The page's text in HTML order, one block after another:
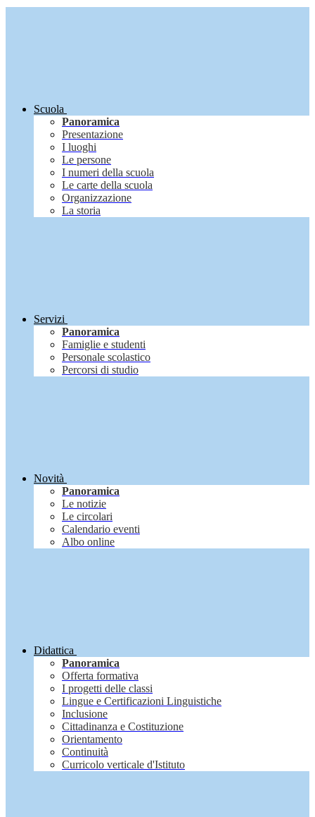
Scuola
Panoramica
Presentazione
I luoghi
Le persone
I numeri della scuola
Le carte della scuola
Organizzazione
La storia
Servizi
Panoramica
Famiglie e studenti
Personale scolastico
Percorsi di studio
Novità
Panoramica
Le notizie
Le circolari
Calendario eventi
Albo online
Didattica
Panoramica
Offerta formativa
I progetti delle classi
Lingue e Certificazioni Linguistiche
Inclusione
Cittadinanza e Costituzione
Orientamento
Continuità
Curricolo verticale d'Istituto